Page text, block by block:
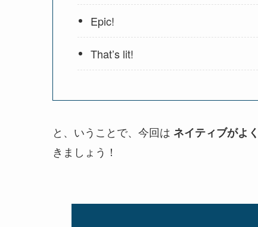
Epic!
That’s lit!
と、いうことで、今回は ネイティブがよ
きましょう！